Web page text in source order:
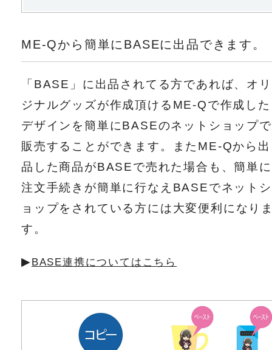
ME-Qから簡単にBASEに出品できます。
「BASE」に出品されてる方であれば、オリ
ジナルグッズが作成頂けるME-Qで作成した
デザインを簡単にBASEのネットショップで
販売することができます。またME-Qから出
品した商品がBASEで売れた場合も、簡単に
注文手続きが簡単に行なえBASEでネットシ
ョップをされている方には大変便利になり
す。
▶︎BASE連携についてはこちら